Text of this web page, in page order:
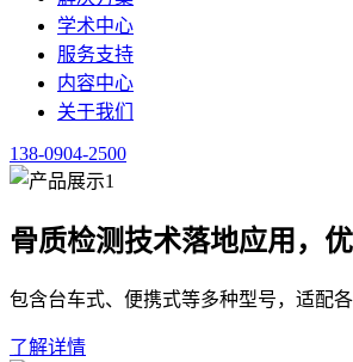
学术中心
服务支持
内容中心
关于我们
138-0904-2500
骨质检测技术落地应用，
包含台车式、便携式等多种型号，适配
了解详情